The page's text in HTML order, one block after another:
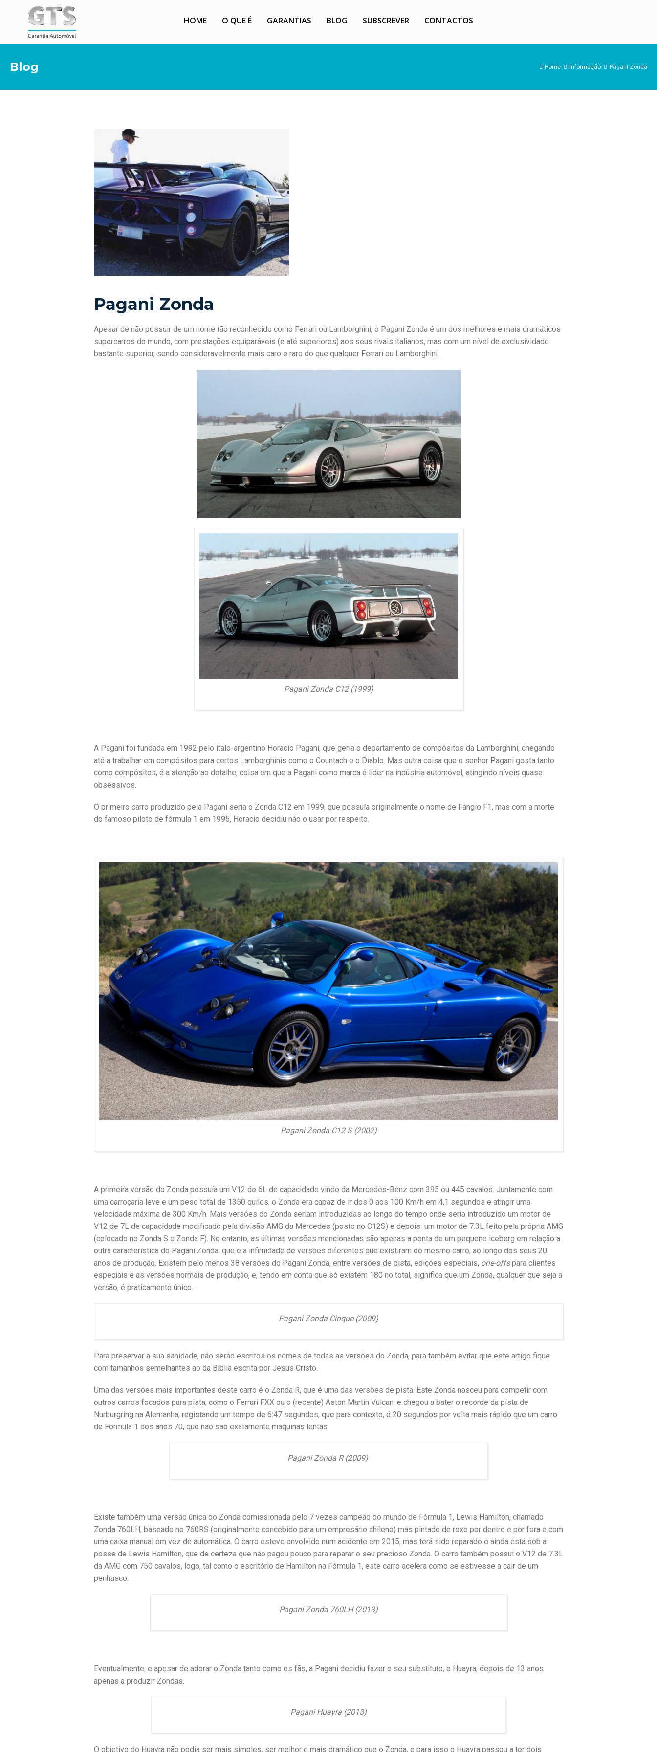
HOME O QUE É GARANTIAS BLOG SUBSCREVER CONTACTOS
Blog Home Informação Pagani Zonda
Pagani Zonda
Apesar de não possuir de um nome tão reconhecido como Ferrari ou Lamborghini, o Pagani Zonda é um dos melhores e mais dramáticos
supercarros do mundo, com prestações equiparáveis (e até superiores) aos seus rivais italianos, mas com um nível de exclusividade
bastante superior, sendo consideravelmente mais caro e raro do que qualquer Ferrari ou Lamborghini.
Pagani Zonda C12 (1999)
A Pagani foi fundada em 1992 pelo ítalo-argentino Horacio Pagani, que geria o departamento de compósitos da Lamborghini, chegando
até a trabalhar em compósitos para certos Lamborghinis como o Countach e o Diablo. Mas outra coisa que o senhor Pagani gosta tanto
como compósitos, é a atenção ao detalhe, coisa em que a Pagani como marca é líder na indústria automóvel, atingindo níveis quase
obsessivos.
O primeiro carro produzido pela Pagani seria o Zonda C12 em 1999, que possuía originalmente o nome de Fangio F1, mas com a morte
do famoso piloto de fórmula 1 em 1995, Horacio decidiu não o usar por respeito.
Pagani Zonda C12 S (2002)
A primeira versão do Zonda possuía um V12 de 6L de capacidade vindo da Mercedes-Benz com 395 ou 445 cavalos. Juntamente com
uma carroçaria leve e um peso total de 1350 quilos, o Zonda era capaz de ir dos 0 aos 100 Km/h em 4,1 segundos e atingir uma
velocidade máxima de 300 Km/h. Mais versões do Zonda seriam introduzidas ao longo do tempo onde seria introduzido um motor de
V12 de 7L de capacidade modificado pela divisão AMG da Mercedes (posto no C12S) e depois um motor de 7.3L feito pela própria AMG
(colocado no Zonda S e Zonda F). No entanto, as últimas versões mencionadas são apenas a ponta de um pequeno iceberg em relação a
outra característica do Pagani Zonda, que é a infimidade de versões diferentes que existiram do mesmo carro, ao longo dos seus 20
anos de produção. Existem pelo menos 38 versões do Pagani Zonda, entre versões de pista, edições especiais, one-offspara clientes
especiais e as versões normais de produção, e, tendo em conta que só existem 180 no total, significa que um Zonda, qualquer que seja a
versão, é praticamente único.
Pagani Zonda Cinque (2009)
Para preservar a sua sanidade, não serão escritos os nomes de todas as versões do Zonda, para também evitar que este artigo fique
com tamanhos semelhantes ao da Bíblia escrita por Jesus Cristo.
Uma das versões mais importantes deste carro é o Zonda R, que é uma das versões de pista. Este Zonda nasceu para competir com
outros carros focados para pista, como o Ferrari FXX ou o (recente) Aston Martin Vulcan, e chegou a bater o recorde da pista de
Nurburgring na Alemanha, registando um tempo de 6:47 segundos, que para contexto, é 20 segundos por volta mais rápido que um carro
de Fórmula 1 dos anos 70, que não são exatamente máquinas lentas.
Pagani Zonda R (2009)
Existe também uma versão única do Zonda comissionada pelo 7 vezes campeão do mundo de Fórmula 1, Lewis Hamilton, chamado
Zonda 760LH, baseado no 760RS (originalmente concebido para um empresário chileno) mas pintado de roxo por dentro e por fora e com
uma caixa manual em vez de automática. O carro esteve envolvido num acidente em 2015, mas terá sido reparado e ainda está sob a
posse de Lewis Hamilton, que de certeza que não pagou pouco para reparar o seu precioso Zonda. O carro também possui o V12 de 7.3L
da AMG com 750 cavalos, logo, tal como o escritório de Hamilton na Fórmula 1, este carro acelera como se estivesse a cair de um
penhasco.
Pagani Zonda 760LH (2013)
Eventualmente, e apesar de adorar o Zonda tanto como os fãs, a Pagani decidiu fazer o seu substituto, o Huayra, depois de 13 anos
apenas a produzir Zondas.
Pagani Huayra (2013)
O objetivo do Huayra não podia ser mais simples, ser melhor e mais dramático que o Zonda, e para isso o Huayra passou a ter dois